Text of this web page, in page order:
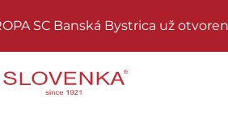
SC Banská Bystrica už